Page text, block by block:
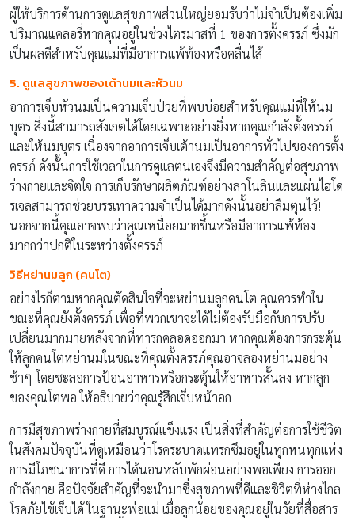
ผู้ให้บริการด้านการดูแลสุขภาพส่วนใหญ่ยอมรับว่าไม่จำเป็นต้องเพิ่ม
ปริมาณแคลอรี่หากคุณอยู่ในช่วงไตรมาสที่ 1 ของการตั้งครรภ์ ซึ่งมัก
เป็นผลดีสำหรับคุณแม่ที่มีอาการแพ้ท้องหรือคลื่นไส้
5. ดูแลสุขภาพของเต้านมและหัวนม
อาการเจ็บหัวนมเป็นความเจ็บป่วยที่พบบ่อยสำหรับคุณแม่ที่ให้นม
บุตร สิ่งนี้สามารถสังเกตได้โดยเฉพาะอย่างยิ่งหากคุณกำลังตั้งครรภ์
และให้นมบุตร เนื่องจากอาการเจ็บเต้านมเป็นอาการทั่วไปของการตั้ง
ครรภ์ ดังนั้นการใช้เวลาในการดูแลตนเองจึงมีความสำคัญต่อสุขภาพ
ร่างกายและจิตใจ การเก็บรักษาผลิตภัณฑ์อย่างลาโนลินและแผ่นไฮโด
รเจลสามารถช่วยบรรเทาความจำเป็นได้มากดังนั้นอย่าลืมตุนไว้!
นอกจากนี้คุณอาจพบว่าคุณเหนื่อยมากขึ้นหรือมีอาการแพ้ท้อง
มากกว่าปกติในระหว่างตั้งครรภ์
วิธีหย่านมลูก (คนโต)
อย่างไรก็ตามหากคุณตัดสินใจที่จะหย่านมลูกคนโต คุณควรทำใน
ขณะที่คุณยังตั้งครรภ์ เพื่อที่พวกเขาจะได้ไม่ต้องรับมือกับการปรับ
เปลี่ยนมากมายหลังจากที่ทารกคลอดออกมา หากคุณต้องการกระตุ้น
ให้ลูกคนโตหย่านมในขณะที่คุณตั้งครรภ์คุณอาจลองหย่านมอย่าง
ช้าๆ โดยชะลอการป้อนอาหารหรือกระตุ้นให้อาหารสั้นลง หากลูก
ของคุณโตพอ ให้อธิบายว่าคุณรู้สึกเจ็บหน้าอก
การมีสุขภาพร่างกายที่สมบูรณ์แข็งแรง เป็นสิ่งที่สำคัญต่อการใช้ชีวิต
ในสังคมปัจจุบันที่ดูเหมือนว่าโรคระบาดแทรกซึมอยู่ในทุกหนทุกแห่ง
การมีโภชนาการที่ดี การได้นอนหลับพักผ่อนอย่างพอเพียง การออก
กำลังกาย คือปัจจัยสำคัญที่จะนำมาซึ่งสุขภาพที่ดีและชีวิตที่ห่างไกล
โรคภัยไข้เจ็บได้ ในฐานะพ่อแม่ เมื่อลูกน้อยของคุณอยู่ในวัยที่สื่อสาร